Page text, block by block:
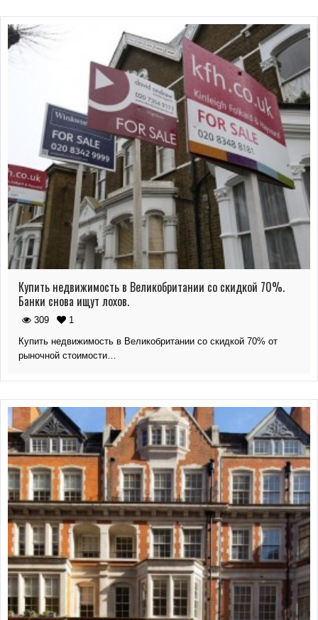
Купить недвижимость в Великобритании со скидкой 70%.
Банки снова ищут лохов.
309
1
Купить недвижимость в Великобритании со скидкой 70% от
рыночной стоимости…